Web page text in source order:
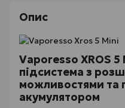
Опис
Vaporesso XROS
підсистема з
можливостями та
акумулятором